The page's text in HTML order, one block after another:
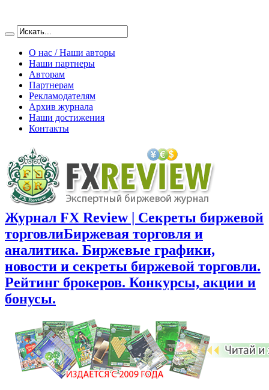
О нас / Наши авторы
Наши партнеры
Авторам
Партнерам
Рекламодателям
Архив журнала
Наши достижения
Контакты
Журнал FX Review | Секреты биржевой
торговлиБиржевая торговля и
аналитика. Биржевые графики,
новости и секреты биржевой торговли.
Рейтинг брокеров. Конкурсы, акции и
бонусы.